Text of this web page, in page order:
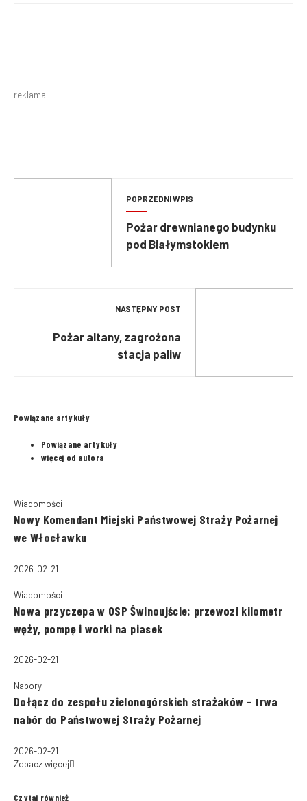
reklama
POPRZEDNI WPIS
Pożar drewnianego budynku
pod Białymstokiem
NASTĘPNY POST
Pożar altany, zagrożona
stacja paliw
Powiązane artykuły
Powiązane artykuły
więcej od autora
Wiadomości
Nowy Komendant Miejski Państwowej Straży Pożarnej
we Włocławku
2026-02-21
Wiadomości
Nowa przyczepa w OSP Świnoujście: przewozi kilometr
węży, pompę i worki na piasek
2026-02-21
Nabory
Dołącz do zespołu zielonogórskich strażaków – trwa
nabór do Państwowej Straży Pożarnej
2026-02-21
Zobacz więcej
Czytaj również